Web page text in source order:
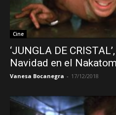
Cine
‘JUNGLA DE
Navidad en el
Vanesa Bocanegra - 17/12/2018